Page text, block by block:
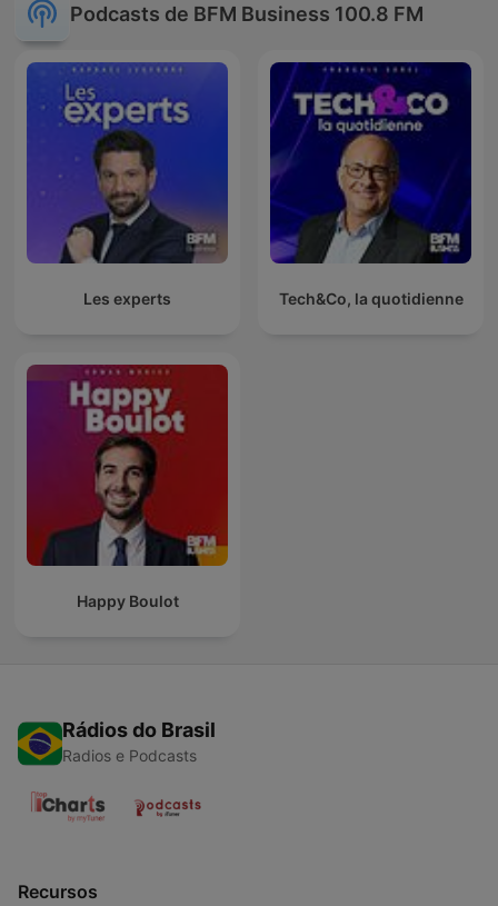
Podcasts de BFM Business 100.8 FM
Les experts Tech&Co, la quotidienne
Happy Boulot
Rádios do Brasil
Radios e Podcasts
Recursos